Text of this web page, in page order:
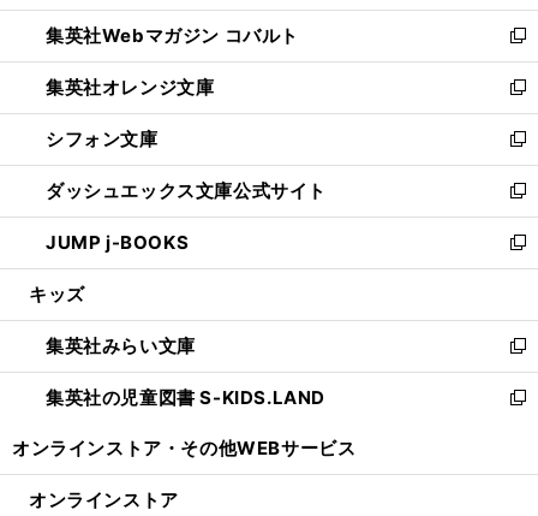
開
く
ウ
で
開
く
ン
ド
ウ
で
開
く
ウ
ィ
ン
ド
ウ
で
開
く
集英社Webマガジン コバルト
新
し
い
ウ
ィ
ン
ド
ウ
で
開
集英社オレンジ文庫
新
し
い
ウ
ィ
ン
ド
ウ
開
く
シフォン文庫
新
し
い
ウ
ィ
ン
ウ
で
開
く
ダッシュエックス文庫公式サイト
新
し
い
ウ
ン
ド
ウ
で
JUMP j-BOOKS
新
し
ウ
ィ
ン
ド
開
キッズ
集英社みらい文庫
新
し
い
ン
集英社の児童図書 S-KIDS.LAND
新
ウ
オンラインストア・ その他WEBサービス
オンラインストア